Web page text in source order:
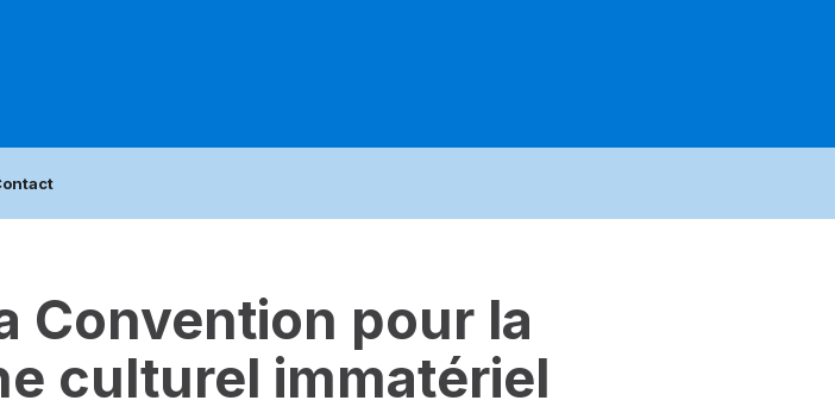
Convention pour la
culturel immatériel